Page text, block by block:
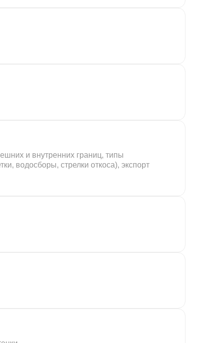
и внутренних границ, типы
водосборы, стрелки откоса), экспорт